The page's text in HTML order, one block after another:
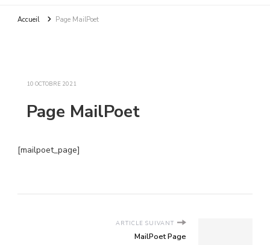
Accueil Page MailPoet
10 OCTOBRE 2021
Page MailPoet
[mailpoet_page]
ARTICLE SUIVANT
MailPoet Page